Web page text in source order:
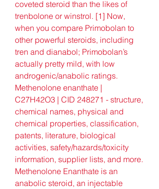
coveted steroid than the likes of
trenbolone or winstrol. [1] Now,
when you compare Primobolan to
other powerful steroids, including
tren and dianabol; Primobolan’s
actually pretty mild, with low
androgenic/anabolic ratings.
Methenolone enanthate |
C27H42O3 | CID 248271 - structure,
chemical names, physical and
chemical properties, classification,
patents, literature, biological
activities, safety/hazards/toxicity
information, supplier lists, and more.
Methenolone Enanthate is an
anabolic steroid, an injectable